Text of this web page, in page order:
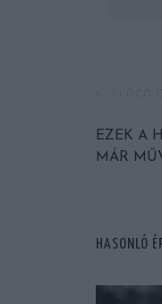
EZEK A
MÁR
HASONLÓ